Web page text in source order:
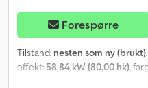
Forespørre
Tilstand: nesten som ny (brukt)
effekt: 58,84 kW (80,00 hk),
,